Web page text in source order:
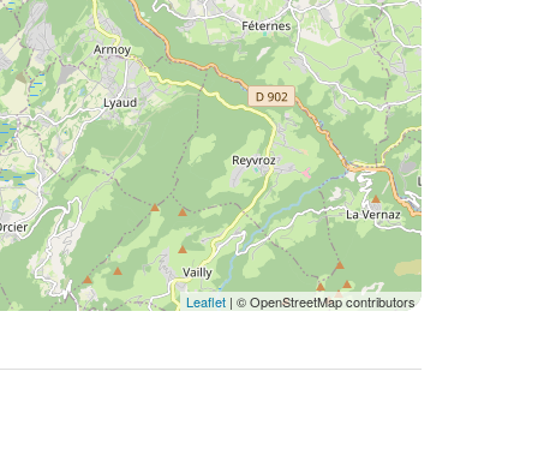
Leaflet | © OpenStreetMap contributors